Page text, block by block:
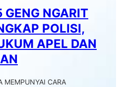
NGARIT
POLISI,
APEL DAN
MEMPUNYAI CARA